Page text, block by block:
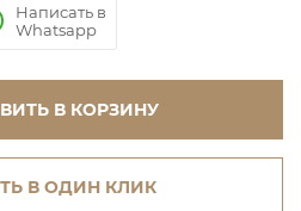
Написать в
Whatsapp
В КОРЗИНУ
В ОДИН КЛИК